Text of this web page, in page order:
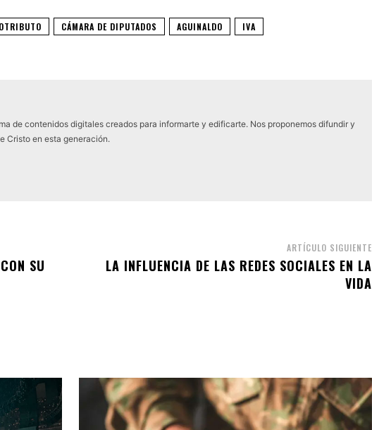
CÁMARA DE DIPUTADOS AGUINALDO IVA
de contenidos digitales creados para informarte y edificarte. Nos proponemos difundir y
Cristo en esta generación.
SU
ARTÍCULO SIGUIENTE
LA INFLUENCIA DE LAS REDES SOCIALES EN LA
VIDA